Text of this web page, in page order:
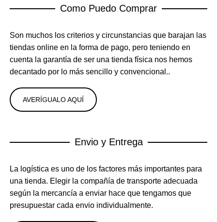
Como Puedo Comprar
Son muchos los criterios y circunstancias que barajan las
tiendas online en la forma de pago, pero teniendo en
cuenta la garantía de ser una tienda física nos hemos
decantado por lo más sencillo y convencional..
AVERÍGUALO AQUÍ
Envio y Entrega
La logística es uno de los factores más importantes para
una tienda. Elegir la compañía de transporte adecuada
según la mercancía a enviar hace que tengamos que
presupuestar cada envio individualmente.